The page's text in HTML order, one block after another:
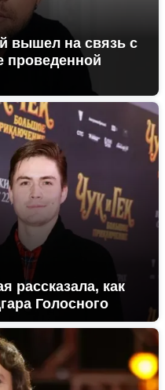
вышел на связь с
проведенной
рассказала, как
Голосного